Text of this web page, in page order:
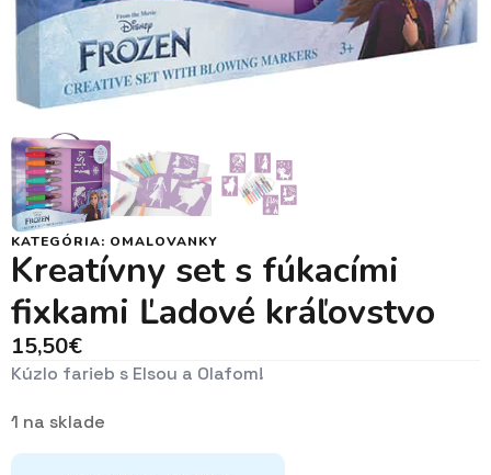
KATEGÓRIA: OMALOVANKY
Kreatívny set s fúkacími
fixkami Ľadové kráľovstvo
15,50€
Kúzlo farieb s Elsou a Olafom!
1 na sklade